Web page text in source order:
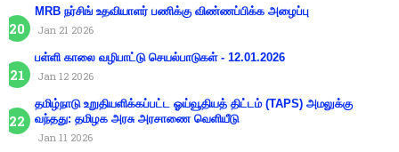
MRB நர்சிங் உதவியாளர் பணிக்கு விண்ணப்பிக்க அழைப்பு
Jan 21 2026
பள்ளி காலை வழிபாட்டு செயல்பாடுகள் - 12.01.2026
Jan 12 2026
தமிழ்நாடு உறுதியளிக்கப்பட்ட ஓய்வூதியத் திட்டம் (TAPS) அமலுக்கு
வந்தது: தமிழக அரசு அரசாணை வெளியீடு
Jan 11 2026